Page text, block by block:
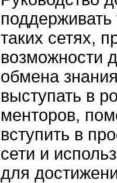
таких сетях,
возможности
обмена
выступать в
менторов,
вступить в
сети и
для